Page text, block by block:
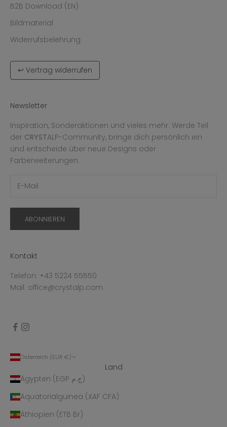
B2B Download (EN)
Bildmaterial
Widerrufsbelehrung
↩ Vertrag widerrufen
Newsletter
Inspiration, Sonderaktionen und vieles mehr. Werde Teil
der CRYSTALP-Community, bringe dich persönlich ein
und entscheide über neue Designs oder
Farberweiterungen.
ABONNIEREN
Kontakt
Telefon: +43 5224 55550
Mail: office@crystalp.com
Österreich (EUR €)
Land
Ägypten (EGP ج.م)
Äquatorialguinea (XAF CFA)
Äthiopien (ETB Br)